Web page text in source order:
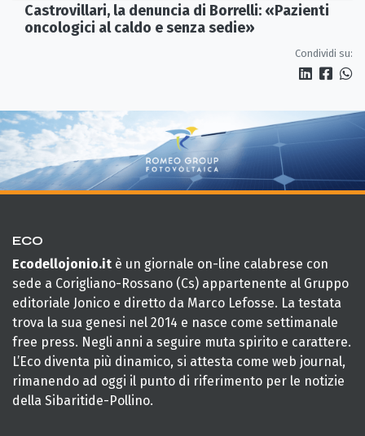
Castrovillari, la denuncia di Borrelli: «Pazienti
oncologici al caldo e senza sedie»
Condividi su:
ECO
Ecodellojonio.it è un giornale on-line calabrese con
sede a Corigliano-Rossano (Cs) appartenente al Gruppo
editoriale Jonico e diretto da Marco Lefosse. La testata
trova la sua genesi nel 2014 e nasce come settimanale
free press. Negli anni a seguire muta spirito e carattere.
L’Eco diventa più dinamico, si attesta come web journal,
rimanendo ad oggi il punto di riferimento per le notizie
della Sibaritide-Pollino.